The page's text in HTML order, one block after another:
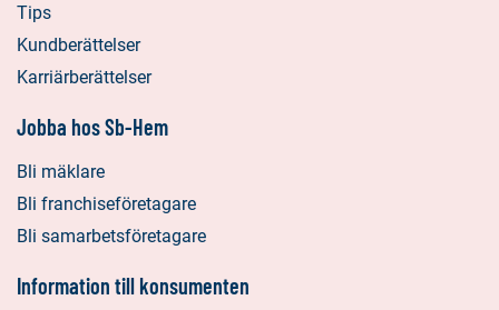
Tips
Kundberättelser
Karriärberättelser
Jobba hos Sb-Hem
Bli mäklare
Bli franchiseföretagare
Bli samarbetsföretagare
Information till konsumenten